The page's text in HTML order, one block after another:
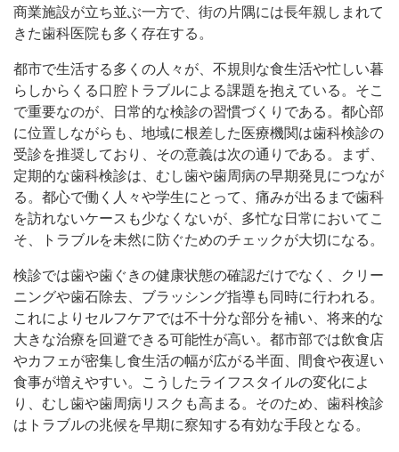
商業施設が立ち並ぶ一方で、街の片隅には長年親しまれて
きた歯科医院も多く存在する。
都市で生活する多くの人々が、不規則な食生活や忙しい暮
らしからくる口腔トラブルによる課題を抱えている。そこ
で重要なのが、日常的な検診の習慣づくりである。都心部
に位置しながらも、地域に根差した医療機関は歯科検診の
受診を推奨しており、その意義は次の通りである。まず、
定期的な歯科検診は、むし歯や歯周病の早期発見につなが
る。都心で働く人々や学生にとって、痛みが出るまで歯科
を訪れないケースも少なくないが、多忙な日常においてこ
そ、トラブルを未然に防ぐためのチェックが大切になる。
検診では歯や歯ぐきの健康状態の確認だけでなく、クリー
ニングや歯石除去、ブラッシング指導も同時に行われる。
これによりセルフケアでは不十分な部分を補い、将来的な
大きな治療を回避できる可能性が高い。都市部では飲食店
やカフェが密集し食生活の幅が広がる半面、間食や夜遅い
食事が増えやすい。こうしたライフスタイルの変化によ
り、むし歯や歯周病リスクも高まる。そのため、歯科検診
はトラブルの兆候を早期に察知する有効な手段となる。